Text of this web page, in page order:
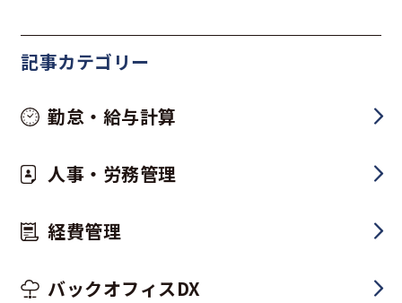
記事カテゴリー
勤怠・給与計算
人事・労務管理
経費管理
バックオフィスDX